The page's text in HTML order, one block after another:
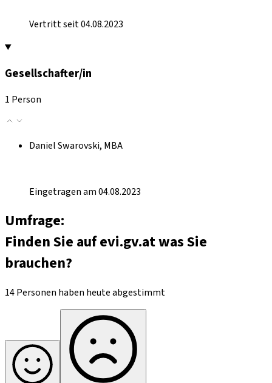
Vertritt seit 04.08.2023
Gesellschafter/in
1 Person
Daniel Swarovski, MBA
Eingetragen am 04.08.2023
Umfrage:
Finden Sie auf evi.gv.at was Sie
brauchen?
14 Personen haben heute abgestimmt